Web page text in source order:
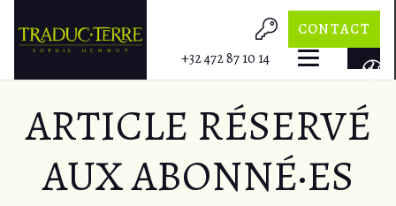
CONTACT
+32 472 87 10 14
ARTICLE RÉSERVÉ
AUX ABONNÉ·ES